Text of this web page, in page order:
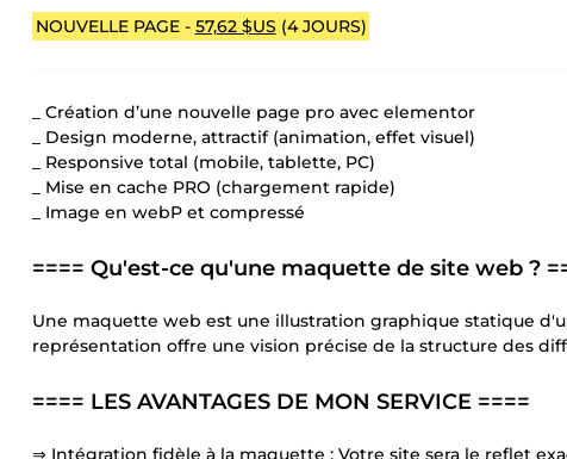
NOUVELLE PAGE - 57,62 $US (4 JOURS)
_ Création d’une nouvelle page pro avec elementor
_ Design moderne, attractif (animation, effet visuel)
_ Responsive total (mobile, tablette, PC)
_ Mise en cache PRO (chargement rapide)
_ Image en webP et compressé
==== Qu'est-ce qu'une maquette de site web ?
Une maquette web est une illustration graphique statique
représentation offre une vision précise de la structure des
==== LES AVANTAGES DE MON SERVICE ====
⇒ Intégration fidèle à la maquette : Votre site sera le reflet